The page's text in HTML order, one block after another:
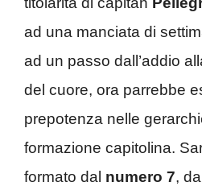
ad una manciata di
ad un passo dall’addio
del cuore, ora parrebbe
prepotenza nelle
formazione capitolina.
formato dal numero 7,